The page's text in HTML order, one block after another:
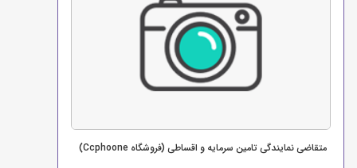
متقاضی نمایندگی تامین سرمایه و اقساطی (فروشگاه Ccphoone)